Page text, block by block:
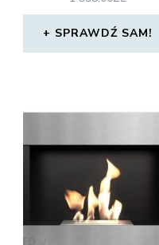
SPRAWDŹ SAM!